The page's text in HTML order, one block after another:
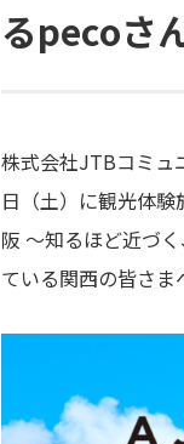
るpecoさ
株式会社JTBコミュ
日（土）に観光体験
阪 ～知るほど近づ
ている関西の皆さま